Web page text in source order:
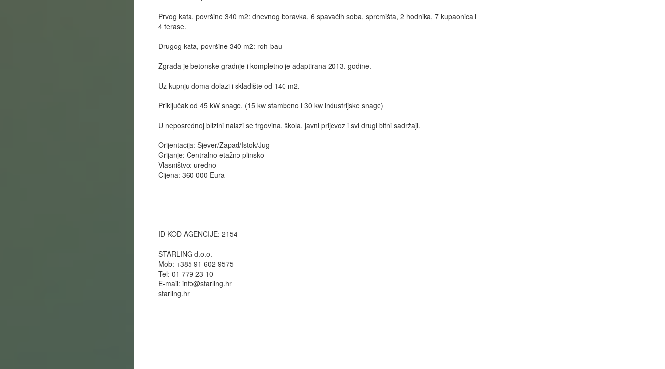
Prvog kata, površine 340 m2: dnevnog boravka, 6 spavaćih soba, spremišta, 2 hodnika, 7 kupaonica i
4 terase.
Drugog kata, površine 340 m2: roh-bau
Zgrada je betonske gradnje i kompletno je adaptirana 2013. godine.
Uz kupnju doma dolazi i skladište od 140 m2.
Priključak od 45 kW snage. (15 kw stambeno i 30 kw industrijske snage)
U neposrednoj blizini nalazi se trgovina, škola, javni prijevoz i svi drugi bitni sadržaji.
Orijentacija: Sjever/Zapad/Istok/Jug
Grijanje: Centralno etažno plinsko
Vlasništvo: uredno
Cijena: 360 000 Eura
ID KOD AGENCIJE: 2154
STARLING d.o.o.
Mob: +385 91 602 9575
Tel: 01 779 23 10
E-mail: info@starling.hr
starling.hr